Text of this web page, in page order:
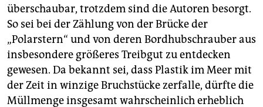
überschaubar, trotzdem sind die Autoren besorgt.
So sei bei der Zählung von der Brücke der
„Polarstern“ und von deren Bordhubschrauber aus
insbesondere größeres Treibgut zu entdecken
gewesen. Da bekannt sei, dass Plastik im Meer mit
der Zeit in winzige Bruchstücke zerfalle, dürfte die
Müllmenge insgesamt wahrscheinlich erheblich